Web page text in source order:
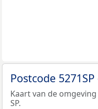
Postcode
Kaart van de
SP.